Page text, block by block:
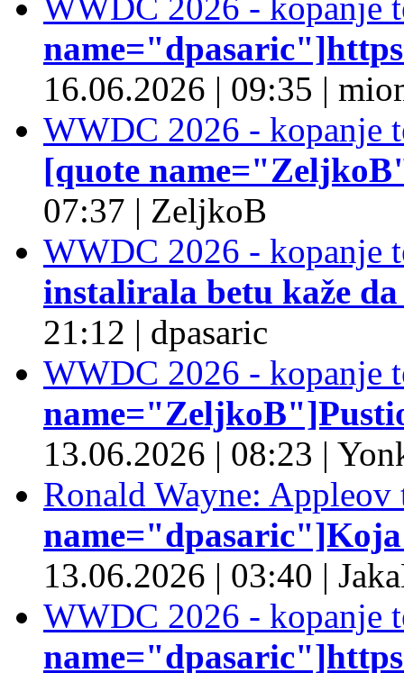
16.06.2026 | 09:35 |
WWDC 2026 - kopanje
[quote
07:37 | ZeljkoB
WWDC 2026 - kopanje
instalirala betu kaže
21:12 | dpasaric
WWDC 2026 - kopanje
13.06.2026 | 08:23 |
Ronald Wayne:
13.06.2026 | 03:40 |
WWDC 2026 - kopanje